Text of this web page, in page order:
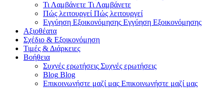
Τι Λαμβάνετε Τι Λαμβάνετε
Πώς λειτουργεί Πώς λειτουργεί
Εγγύηση Εξοικονόμησης Εγγύηση Εξοικονόμησης
Αξιοθέατα
Σχέδιο & Εξοικονόμηση
Τιμές & Διάρκειες
Βοήθεια
Συχνές ερωτήσεις Συχνές ερωτήσεις
Blog Blog
Επικοινωνήστε μαζί μας Επικοινωνήστε μαζί μας